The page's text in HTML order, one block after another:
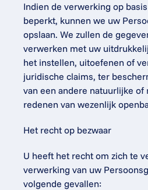
Indien de verwerking op
beperkt, kunnen we uw
opslaan. We zullen de
verwerken met uw
het instellen, uitoefenen of
juridische claims, ter
van een andere natuurlijke
redenen van wezenlijk
Het recht op bezwaar
U heeft het recht om zich te
verwerking van uw
volgende gevallen: